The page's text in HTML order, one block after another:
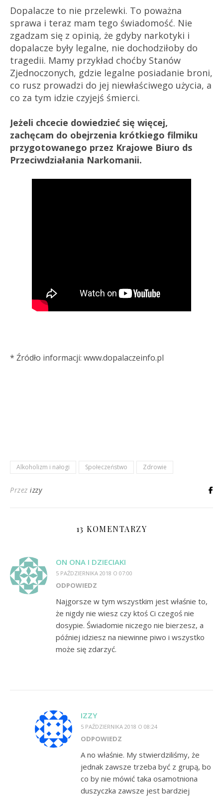
Dopalacze to nie przelewki. To poważna
sprawa i teraz mam tego świadomość. Nie
zgadzam się z opinią, że gdyby narkotyki i
dopalacze były legalne, nie dochodziłoby do
tragedii. Mamy przykład choćby Stanów
Zjednoczonych, gdzie legalne posiadanie broni,
co rusz prowadzi do jej niewłaściwego użycia, a
co za tym idzie czyjejś śmierci.
Jeżeli chcecie dowiedzieć się więcej,
zachęcam do obejrzenia krótkiego filmiku
przygotowanego przez Krajowe Biuro ds
Przeciwdziałania Narkomanii.
* Źródło informacji: www.dopalaczeinfo.pl
Alkoholizm i nałogi Społeczeństwo Zdrowie
Przez izzy
13 KOMENTARZY
ON ONA I DZIECIAKI
5 PAŹDZIERNIKA 2018 O 07:00
ODPOWIEDZ
Najgorsze w tym wszystkim jest właśnie to,
że nigdy nie wiesz czy ktoś Ci czegoś nie
dosypie. Świadomie niczego nie bierzesz, a
później idziesz na niewinne piwo i wszystko
może się zdarzyć.
IZZY
5 PAŹDZIERNIKA 2018 O 08:24
ODPOWIEDZ
A no właśnie. My stwierdziliśmy, że
jednak zawsze trzeba być z grupą, bo
co by nie mówić taka osamotniona
duszyczka zawsze jest bardziej